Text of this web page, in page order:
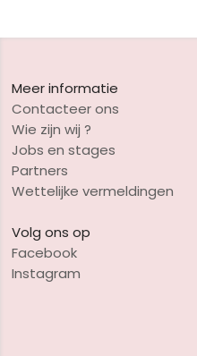
Meer informatie
Contacteer ons
Wie zijn wij ?
Jobs en stages
Partners
Wettelijke vermeldingen
Volg ons op
Facebook
Instagram